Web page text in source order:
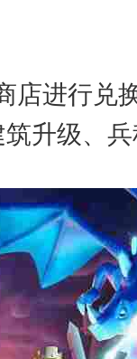
进行兑
升级、兵